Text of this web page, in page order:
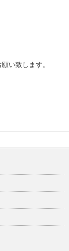
い致します。